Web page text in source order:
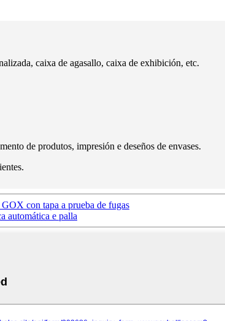
caixa de agasallo, caixa de exhibición, etc.
de produtos, impresión e deseños de envases.
con tapa a prueba de fugas
automática e palla